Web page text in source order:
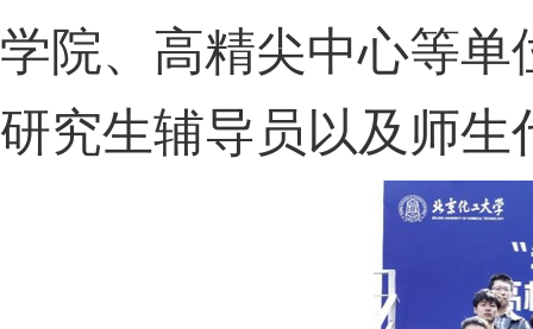
学院、高精尖中心等
研究生辅导员以及师生